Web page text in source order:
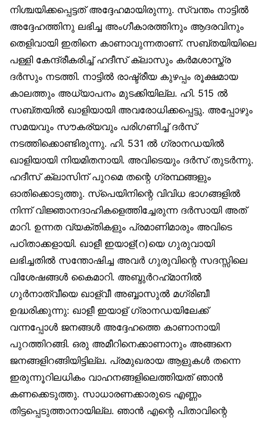
നിശ്ചയിക്കപ്പെട്ടത് അദ്ദേഹമായിരുന്നു. സ്വന്തം നാട്ടിൽ
അദ്ദേഹത്തിനു ലഭിച്ച അംഗീകാരത്തിനും ആദരവിനും
തെളിവായി ഇതിനെ കാണാവുന്നതാണ്. സബ്തയിയിലെ
പള്ളി കേന്ദ്രീകരിച്ച് ഹദീസ് ക്ലാസും കർമശാസ്ത്ര
ദർസും നടത്തി. നാട്ടിൽ രാഷ്ട്രീയ കുഴപ്പം രൂക്ഷമായ
കാലത്തും അധ്യാപനം മുടക്കിയില്ല. ഹി. 515 ൽ
സബ്തയിൽ ഖാളിയായി അവരോധിക്കപ്പെട്ടു. അപ്പോഴും
സമയവും സൗകര്യവും പരിഗണിച്ച് ദർസ്
നടത്തിക്കൊണ്ടിരുന്നു. ഹി. 531 ൽ ഗ്രാനഡയിൽ
ഖാളിയായി നിയമിതനായി. അവിടെയും ദർസ് തുടർന്നു.
ഹദീസ് ക്ലാസിന് പുറമെ തന്റെ ഗ്രന്ഥങ്ങളും
ഓതിക്കൊടുത്തു. സ്‌പെയിനിന്റെ വിവിധ ഭാഗങ്ങളിൽ
നിന്ന് വിജ്ഞാനദാഹികളെത്തിച്ചേരുന്ന ദർസായി അത്
മാറി. ഉന്നത വ്യക്തികളും പ്രമാണിമാരും അവിടെ
പഠിതാക്കളായി. ഖാളീ ഇയാള്(റ)യെ ഗുരുവായി
ലഭിച്ചതിൽ സന്തോഷിച്ച അവർ ഗുരുവിന്റെ സദസ്സിലെ
വിശേഷങ്ങൾ കൈമാറി. അബ്ദുർറഹ്‌മാനിൽ
ഗുർനാത്വീയെ ഖാള്വീ അബ്ബാസുൽ മഗ്‌രിബീ
ഉദ്ധരിക്കുന്നു: ഖാളീ ഇയാള് ഗ്രാനഡയിലേക്ക്
വന്നപ്പോൾ ജനങ്ങൾ അദ്ദേഹത്തെ കാണാനായി
പുറത്തിറങ്ങി. ഒരു അമീറിനെക്കാണാനും അങ്ങനെ
ജനങ്ങളിറങ്ങിയിട്ടില്ല. പ്രമുഖരായ ആളുകൾ തന്നെ
ഇരുന്നൂറിലധികം വാഹനങ്ങളിലെത്തിയത് ഞാൻ
കണക്കെടുത്തു. സാധാരണക്കാരുടെ എണ്ണം
തിട്ടപ്പെടുത്താനായില്ല. ഞാൻ എന്റെ പിതാവിന്റെ